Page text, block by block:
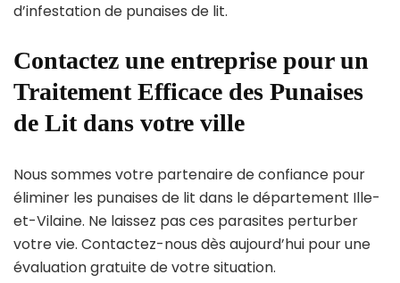
d’infestation de punaises de lit.
Contactez une entreprise pour un
Traitement Efficace des Punaises
de Lit dans votre ville
Nous sommes votre partenaire de confiance pour
éliminer les punaises de lit dans le département Ille-
et-Vilaine. Ne laissez pas ces parasites perturber
votre vie. Contactez-nous dès aujourd’hui pour une
évaluation gratuite de votre situation.